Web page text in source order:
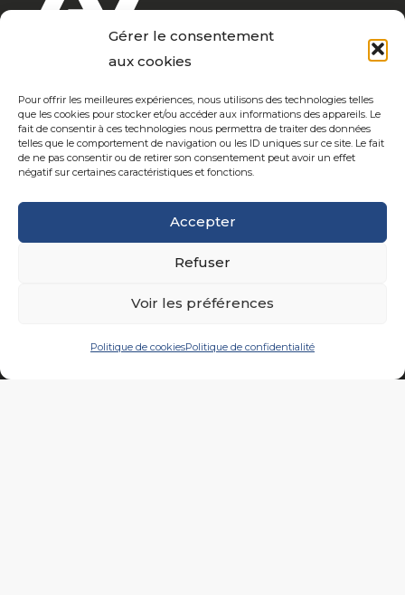
Gérer le consentement
aux cookies
Pour offrir les meilleures expériences, nous utilisons des technologies telles
que les cookies pour stocker et/ou accéder aux informations des appareils. Le
fait de consentir à ces technologies nous permettra de traiter des données
telles que le comportement de navigation ou les ID uniques sur ce site. Le fait
de ne pas consentir ou de retirer son consentement peut avoir un effet
négatif sur certaines caractéristiques et fonctions.
Accepter
Refuser
Voir les préférences
Politique de cookiesPolitique de confidentialité
Notre coeur de métier depuis + de 20 ans ? Marquer vos
vêtements… À votre disposition ? Un atelier moderne où
passion et expérience ne font qu’un… Confection,
pour un accompagnement complet de vos campagnes
de communication.
Ariane 7, votre image… notre